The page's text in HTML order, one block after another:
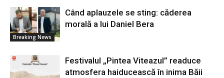
Breaking News
Când aplauzele se sting: căderea
morală a lui Daniel Bera
Festivalul „Pintea Viteazul” readuce
atmosfera haiducească în inima Băii